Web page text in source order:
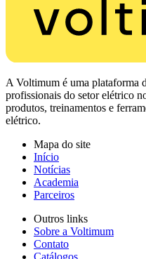
A Voltimum é uma plataforma
profissionais do setor elétrico
produtos, treinamentos e
elétrico.
Mapa do site
Início
Notícias
Academia
Parceiros
Outros links
Sobre a Voltimum
Contato